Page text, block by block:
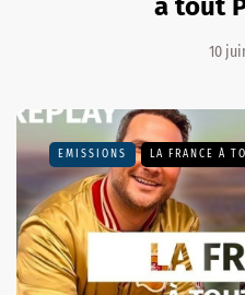
à tout
10
EMISSIONS LA FRANCE À